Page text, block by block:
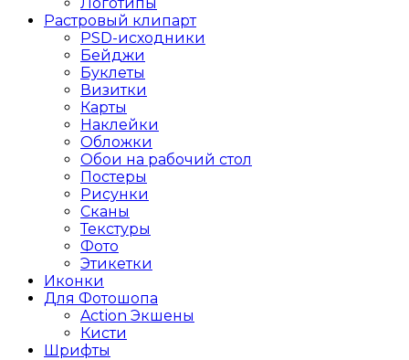
Растровый клипарт
PSD-исходники
Бейджи
Буклеты
Визитки
Карты
Наклейки
Обложки
Обои на рабочий стол
Постеры
Рисунки
Сканы
Текстуры
Фото
Этикетки
Иконки
Для Фотошопа
Action Экшены
Кисти
Шрифты